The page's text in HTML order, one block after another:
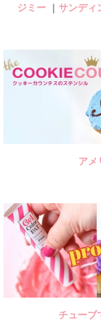
ジミー ｜ サンディ
アメ
チュー